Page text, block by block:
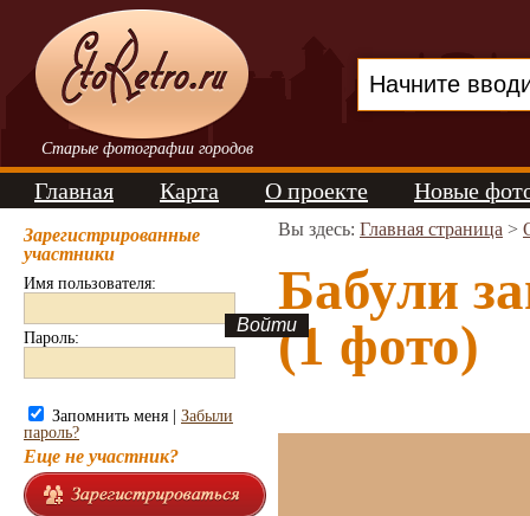
Старые фотографии городов
Главная Карта О проекте Новые
Зарегистрированные
участники
Имя пользователя:
Пароль:
Запомнить меня | Забыли
пароль?
Еще не участник?
Вы здесь: Главная страница >
Бабули
(1 фото)